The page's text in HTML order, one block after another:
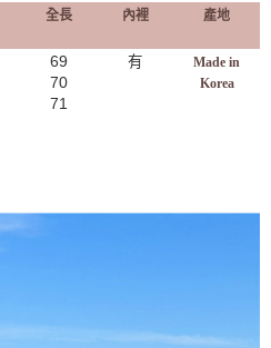
全長 內裡 產地
69
70
71
有
Made in
Korea